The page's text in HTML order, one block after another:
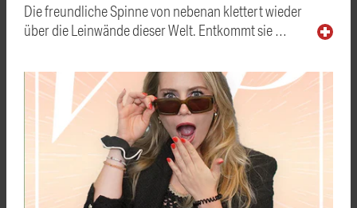
Die freundliche Spinne von nebenan klettert wieder
über die Leinwände dieser Welt. Entkommt sie …